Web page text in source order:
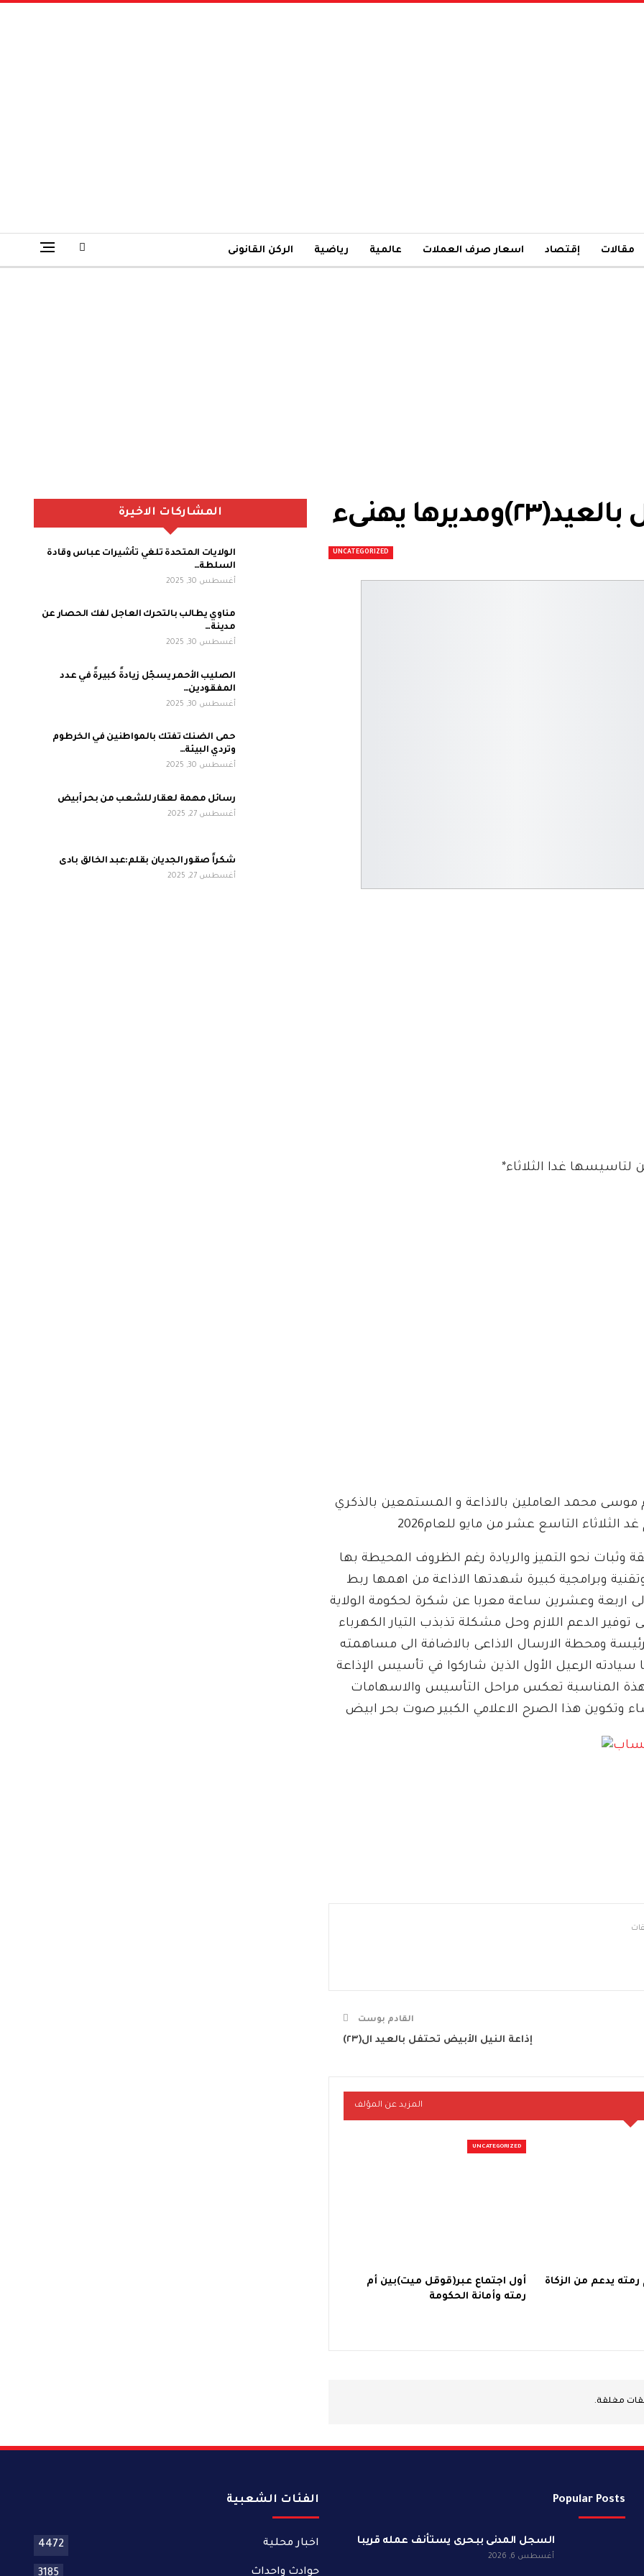
مقالات إقتصاد اسعار صرف العملات عالمية رياضية الركن القانونى
يهنىء
UNCATEGORIZED
لتاسيسها غدا الثلاثاء*
موسى محمد العاملين بالاذاعة و المستمعين بالذكري
التاسع عشر من مايو للعام2026
وثبات نحو التميز والريادة رغم الظروف المحيطة بها
وبرامجية كبيرة شهدتها الاذاعة من اهمها ربط
اربعة وعشرين ساعة معربا عن شكرة لحكومة الولاية
الدعم اللازم وحل مشكلة تذبذب التيار الكهرباء
ومحطة الارسال الاذاعى بالاضافة الى مساهمته
سيادته الرعيل الأول الذين شاركوا في تأسيس الإذاعة
بهذة المناسبة تعكس مراحل التأسيس والاسهامات
وتكوين هذا الصرح الاعلامي الكبير صوت بحر ابيض
القادم بوست
إذاعة النيل الأبيض تحتفل بالعيد ال(٢٣)
المزيد عن المؤلف
بأم رمته يدعم من الزكاة
UNCATEGORIZED
أول اجتماع عبر(قوقل ميت)بين أم
رمته وأمانة الحكومة
مغلقة.
المشاركات الاخيرة
الولايات المتحدة تلغي تأشيرات عباس وقادة
السلطة…
أغسطس 30, 2025
مناوي يطالب بالتحرك العاجل لفك الحصار عن
مدينة…
أغسطس 30, 2025
الصليب الأحمر يسجّل زيادةً كبيرةً في عدد
المفقودين…
أغسطس 30, 2025
حمى الضنك تفتك بالمواطنين في الخرطوم
وتردي البيئة…
أغسطس 30, 2025
رسائل مهمة لعقار للشعب من بحر أبيض
أغسطس 27, 2025
شكراً صقور الجديان بقلم:عبد الخالق بادى
أغسطس 27, 2025
Popular Posts
السجل المدنى ببحرى يستأنف عمله قريبا
أغسطس 6, 2026
الفئات الشعبية
اخبار محلية 4472
حوادث واحداث